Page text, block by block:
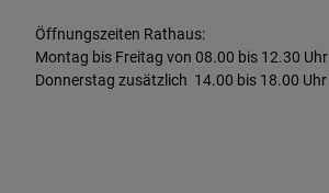
Öffnungszeiten Rathaus:
Montag bis Freitag von 08.00 bis 12.30 Uhr
Donnerstag zusätzlich 14.00 bis 18.00 Uhr